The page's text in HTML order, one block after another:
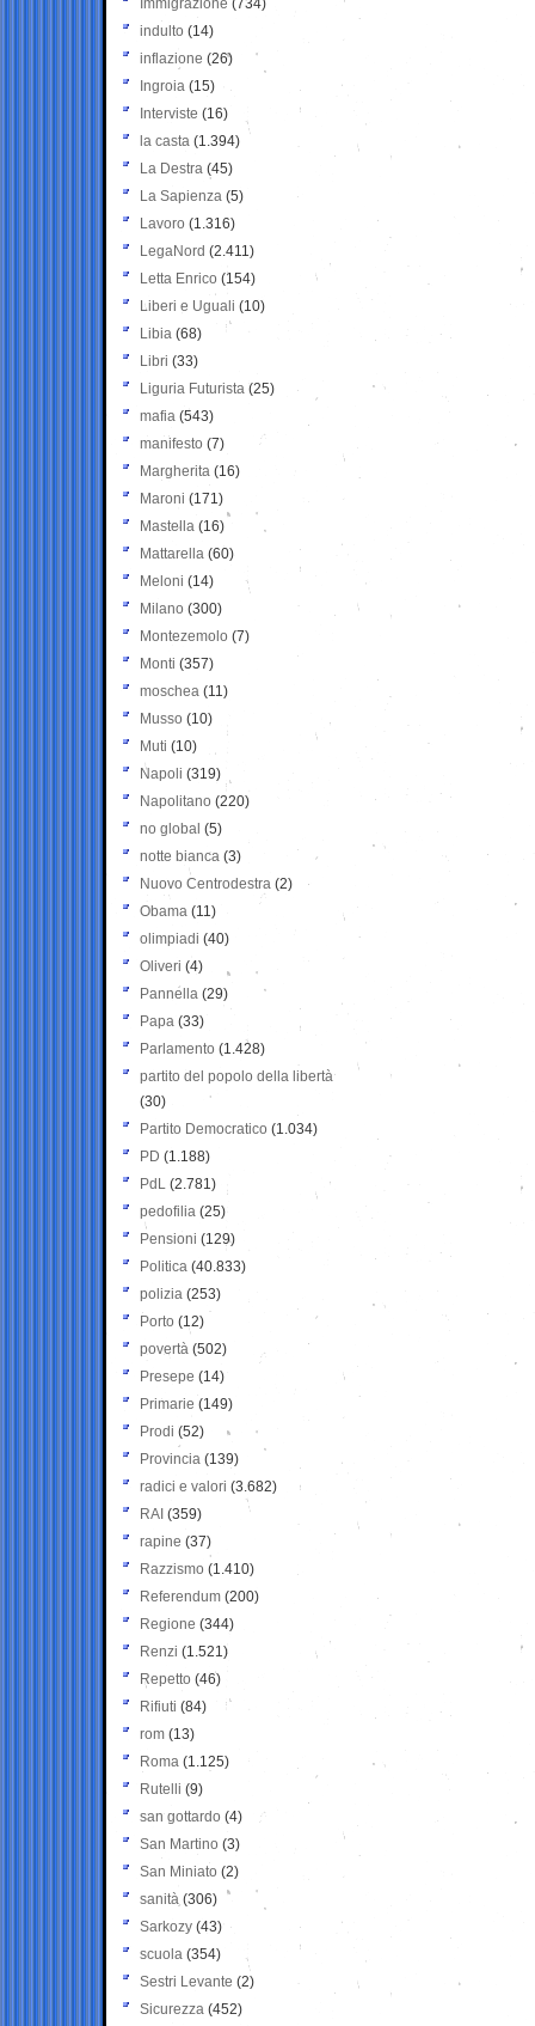
Immigrazione (734)
indulto (14)
inflazione (26)
Ingroia (15)
Interviste (16)
la casta (1.394)
La Destra (45)
La Sapienza (5)
Lavoro (1.316)
LegaNord (2.411)
Letta Enrico (154)
Liberi e Uguali (10)
Libia (68)
Libri (33)
Liguria Futurista (25)
mafia (543)
manifesto (7)
Margherita (16)
Maroni (171)
Mastella (16)
Mattarella (60)
Meloni (14)
Milano (300)
Montezemolo (7)
Monti (357)
moschea (11)
Musso (10)
Muti (10)
Napoli (319)
Napolitano (220)
no global (5)
notte bianca (3)
Nuovo Centrodestra (2)
Obama (11)
olimpiadi (40)
Oliveri (4)
Pannella (29)
Papa (33)
Parlamento (1.428)
partito del popolo della libertà
(30)
Partito Democratico (1.034)
PD (1.188)
PdL (2.781)
pedofilia (25)
Pensioni (129)
Politica (40.833)
polizia (253)
Porto (12)
povertà (502)
Presepe (14)
Primarie (149)
Prodi (52)
Provincia (139)
radici e valori (3.682)
RAI (359)
rapine (37)
Razzismo (1.410)
Referendum (200)
Regione (344)
Renzi (1.521)
Repetto (46)
Rifiuti (84)
rom (13)
Roma (1.125)
Rutelli (9)
san gottardo (4)
San Martino (3)
San Miniato (2)
sanità (306)
Sarkozy (43)
scuola (354)
Sestri Levante (2)
Sicurezza (452)